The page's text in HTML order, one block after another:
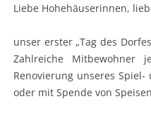
Liebe Hohehäuserinnen,
unser erster „Tag des
Zahlreiche
Renovierung unseres
oder mit Spende von